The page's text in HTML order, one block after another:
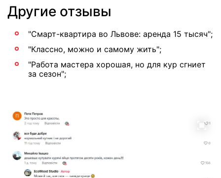
Другие отзывы
"Смарт-квартира во Львове: аренда 15 тысяч";
"Классно, можно и самому жить";
"Работа мастера хорошая, но для кур сгниет
за сезон";